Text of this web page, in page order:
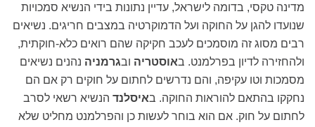
מדינה טקסי, בדומה לישראל, עדיין נתונות בידי הנשיא סמכויות
שנועדו להגן על החוקה ועל הדמוקרטיה במצבים חריגים. נשיאים
רבים מסוג זה מוסמכים לעכב חקיקה שהם רואים כלא-חוקתית,
ולהחזירה לדיון בפרלמנט. באוסטריה ובגרמניה נהנים נשיאים
מסמכות וטו עקיפה, והם נדרשים לחתום על חוקים רק אם הם
נחקקו בהתאם להוראות החוקה. באיסלנד הנשיא רשאי לסרב
לחתום על חוק. אם הוא בוחר לעשות כן והפרלמנט מחליט שלא